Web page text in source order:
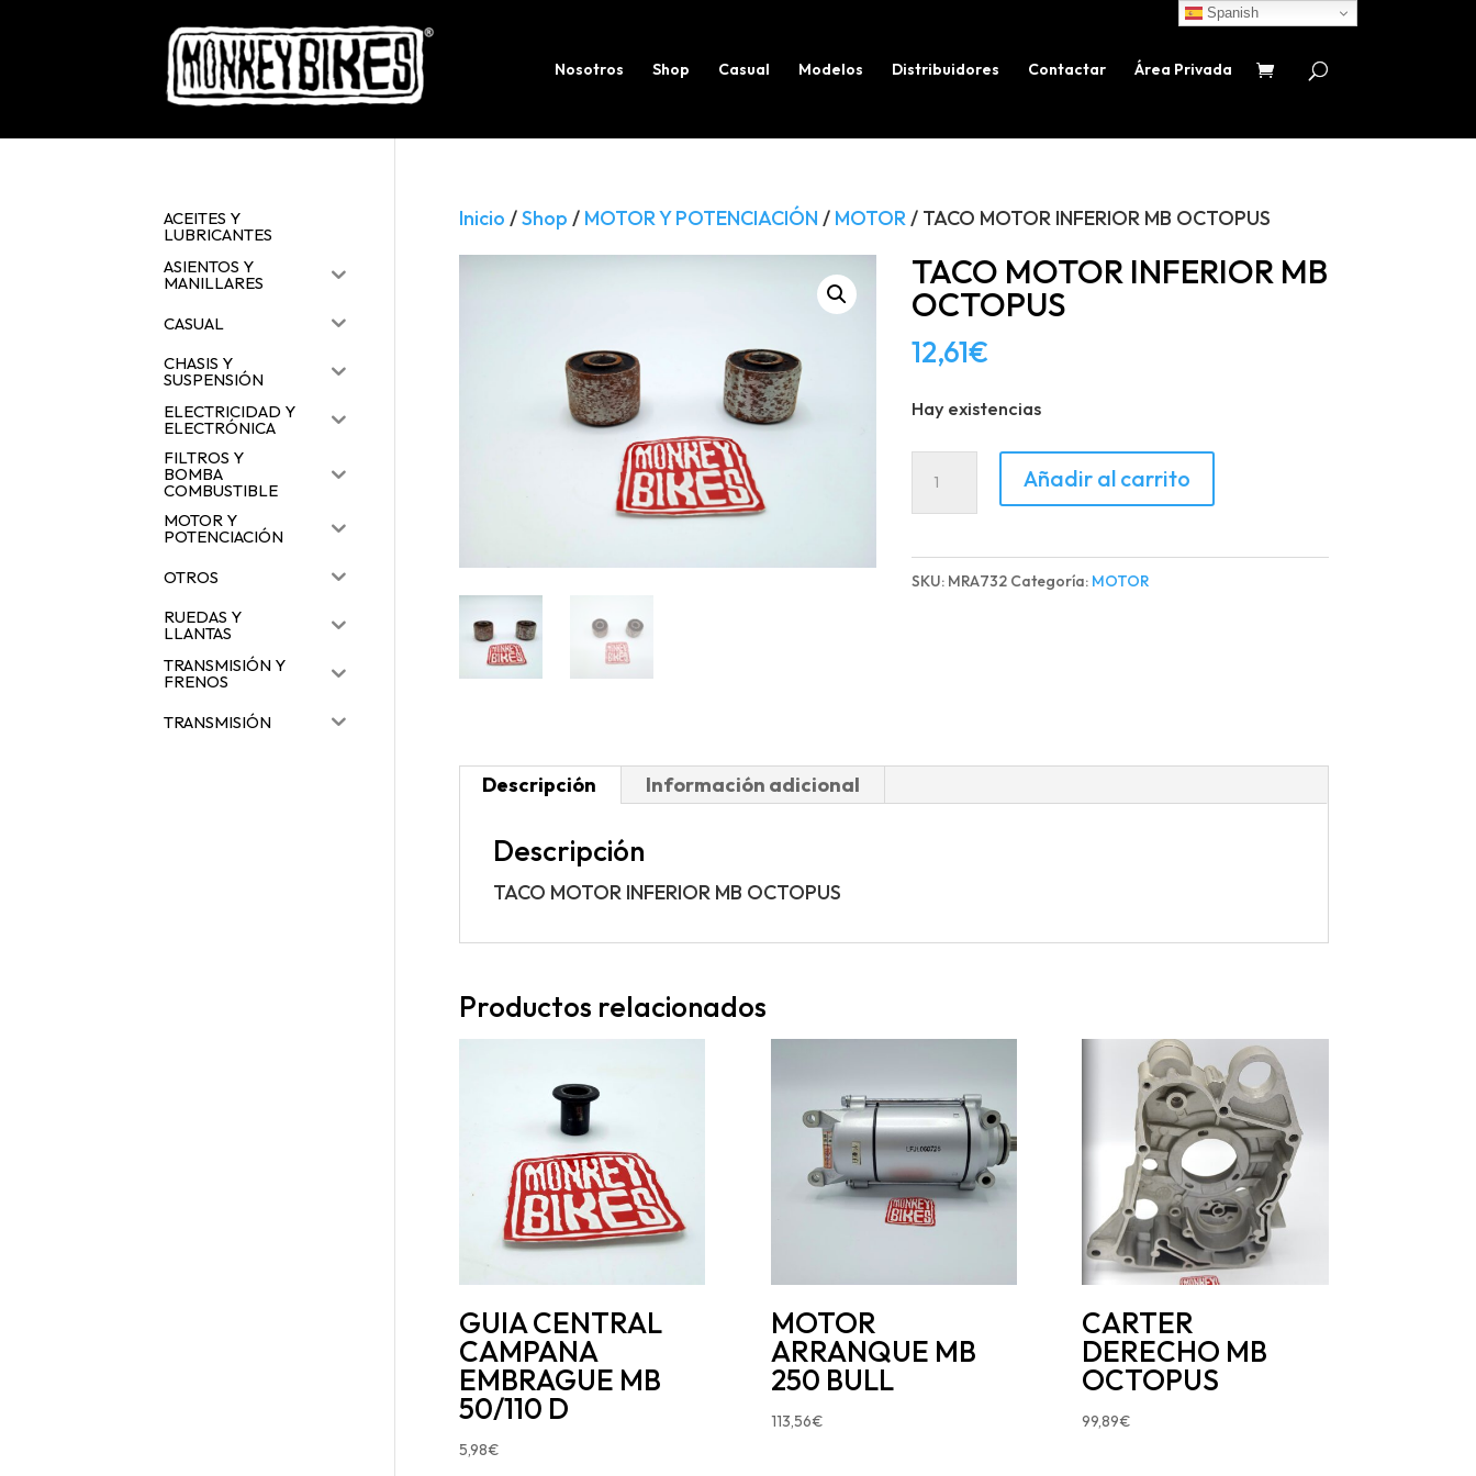
Nosotros Shop Casual Modelos Distribuidores Contactar Área Privada
productos
Inicio /Shop / MOTOR Y POTENCIACIÓN / MOTOR/ TACO MOTOR INFERIOR MB OCTOPUS
TACO MOTOR INFERIOR MB
OCTOPUS
12,61€
Hay existencias
MB
Añadir al carrito
SKU: MRA732 Categoría: MOTOR
Descripción Información adicional
Descripción
TACO MOTOR INFERIOR MB OCTOPUS
Productos relacionados
GUIA CENTRAL
CAMPANA
EMBRAGUE MB
50/110 D
5,98€
MOTOR
ARRANQUE MB
250 BULL
113,56€
CARTER
DERECHO MB
OCTOPUS
99,89€
ACEITES Y
LUBRICANTES
ASIENTOS Y
MANILLARES
CASUAL
CHASIS Y
SUSPENSIÓN
ELECTRICIDAD Y
ELECTRÓNICA
FILTROS Y
BOMBA
COMBUSTIBLE
MOTOR Y
POTENCIACIÓN
OTROS
RUEDAS Y
LLANTAS
TRANSMISIÓN Y
FRENOS
TRANSMISIÓN
Spanish